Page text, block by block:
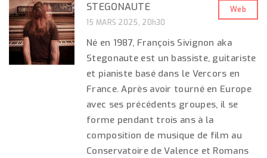
STEGONAUTE
Web
15 MARS 2025, 20h30
Né en 1987, François Sivignon aka
Stegonaute est un bassiste, guitariste
et pianiste basé dans le Vercors en
France. Après avoir tourné en Europe
avec ses précédents groupes, il se
forme pendant trois ans à la
composition de musique de film au
Conservatoire de Valence et Romans